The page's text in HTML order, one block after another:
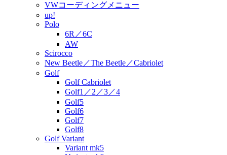
VWコーディングメニュー
up!
Polo
6R／6C
AW
Scirocco
New Beetle／The Beetle／Cabriolet
Golf
Golf Cabriolet
Golf1／2／3／4
Golf5
Golf6
Golf7
Golf8
Golf Variant
Variant mk5